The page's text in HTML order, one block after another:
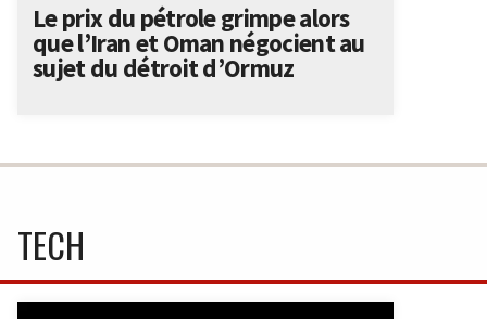
Le prix du pétrole grimpe alors
que l’Iran et Oman négocient au
sujet du détroit d’Ormuz
TECH